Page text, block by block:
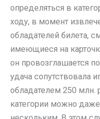
определяться в
ходу, в момент
обладателей билета,
имеющиеся на
он провозглашается
удача сопутствовала
обладателем 250 млн.
категории можно